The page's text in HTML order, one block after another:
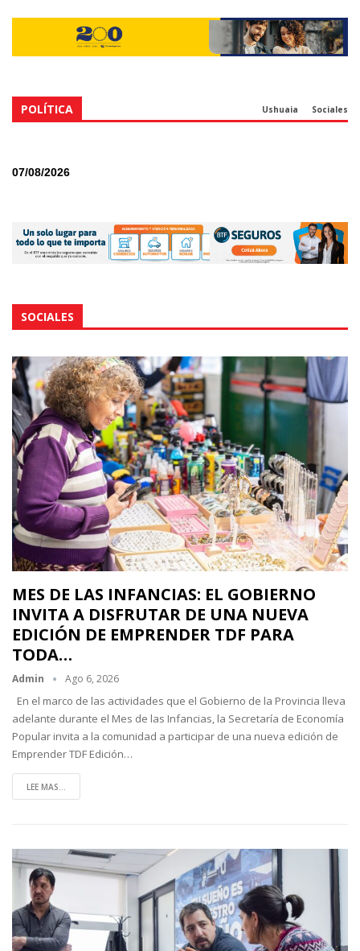
POLÍTICA Sociales
Ushuaia
07/08/2026
SOCIALES
MES DE LAS INFANCIAS: EL GOBIERNO
INVITA A DISFRUTAR DE UNA NUEVA
EDICIÓN DE EMPRENDER TDF PARA
TODA…
Admin Ago 6, 2026
En el marco de las actividades que el Gobierno de la Provincia lleva
adelante durante el Mes de las Infancias, la Secretaría de Economía
Popular invita a la comunidad a participar de una nueva edición de
Emprender TDF Edición…
LEE MAS...